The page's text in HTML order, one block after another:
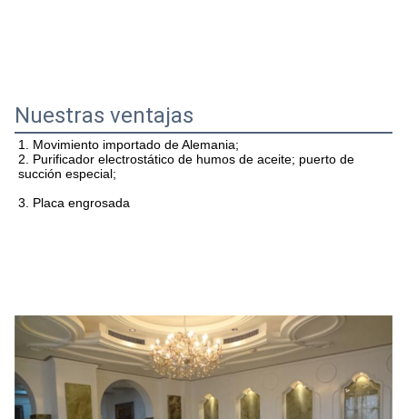
Nuestras ventajas
2. Purificador electrostático de humos de aceite; puerto de
succión especial;